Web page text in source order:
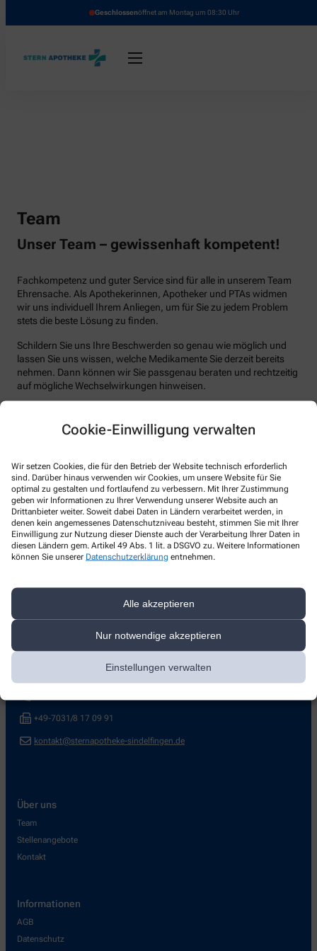
Cookie-Einwilligung verwalten
Wir setzen Cookies, die für den Betrieb der Website technisch erforderlich
sind. Darüber hinaus verwenden wir Cookies, um unsere Website für Sie
optimal zu gestalten und fortlaufend zu verbessern. Mit Ihrer Zustimmung
geben wir Informationen zu Ihrer Verwendung unserer Website auch an
Drittanbieter weiter. Soweit dabei Daten in Ländern verarbeitet werden, in
denen kein angemessenes Datenschutzniveau besteht, stimmen Sie mit Ihrer
Einwilligung zur Nutzung dieser Dienste auch der Verarbeitung Ihrer Daten in
diesen Ländern gem. Artikel 49 Abs. 1 lit. a DSGVO zu. Weitere Informationen
können Sie unserer Datenschutzerklärung entnehmen.
Alle akzeptieren
Nur notwendige akzeptieren
Einstellungen verwalten
Geschlossenöffnet am Montag um 08:30 Uhr
Team
Unser Team – gewissenhaft kompetent!
Fachkompetenz und guter Service sind für alle in unserem Team
Ehrensache. Als Apothekerinnen, Apotheker und PTAs widmen
wir uns individuell Ihrem Anliegen, um für Sie zu jedem Problem
stets die beste Lösung zu finden.
Schildern Sie uns Ihre Beschwerden so genau wie möglich und
lassen Sie uns wissen, welche Medikamente Sie derzeit bereits
nehmen. Dann können wir Sie passgenau beraten und rechtzeitig
auf mögliche Wechselwirkungen hinweisen.
Kontakt
Stern-Apotheke
+49-7031/8 17 09 91
kontakt@sternapotheke-sindelfingen.de
Über uns
Team
Stellenangebote
Kontakt
Informationen
AGB
Datenschutz